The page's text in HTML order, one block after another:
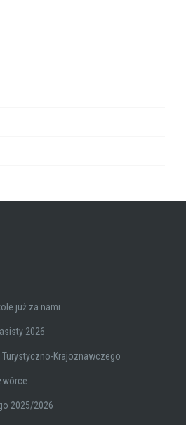
już za nami
2026
Turystyczno-Krajoznawczego
2025/2026